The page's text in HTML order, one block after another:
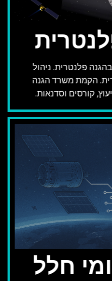
פלנטרית. ניהול
הקמת משרד הגנה
קורסים וסדנאות.